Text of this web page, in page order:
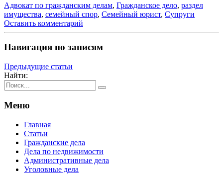
Адвокат по гражданским делам, Гражданское дело, раздел
имущества, семейный спор, Семейный юрист, Супруги
Оставить комментарий
Навигация по записям
Предыдущие статьи
Найти:
Меню
Главная
Статьи
Гражданские дела
Дела по недвижимости
Административные дела
Уголовные дела